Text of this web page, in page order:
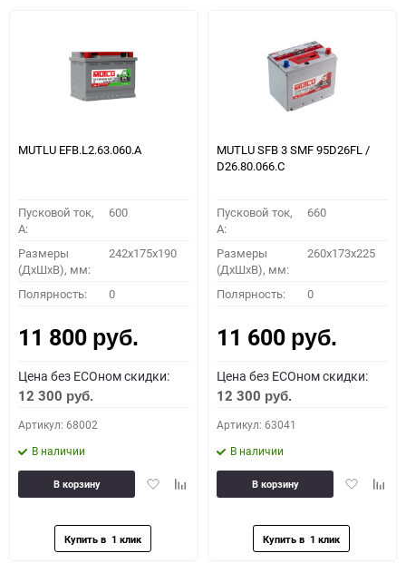
MUTLU EFB.L2.63.060.A
Пусковой ток,
A:
600
Размеры
(ДхШхВ), мм:
242х175х190
Полярность: 0
11 800 руб.
Цена без ECOном скидки:
12 300 руб.
Артикул: 68002
В наличии
ДобавитьДобавить
В корзину
MUTLU SFB 3 SMF 95D26FL /
D26.80.066.C
Пусковой ток,
A:
660
Размеры
(ДхШхВ), мм:
260x173x225
Полярность: 0
11 600 руб.
Цена без ECOном скидки:
12 300 руб.
Артикул: 63041
В наличии
Добавить
В корзину